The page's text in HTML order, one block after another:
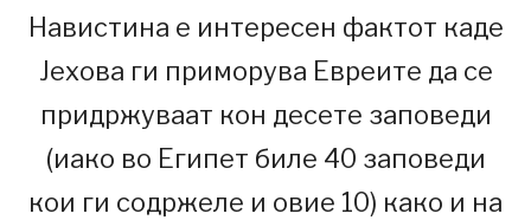
Навистина е интересен фактот каде
Јехова ги приморува Евреите да се
придржуваат кон десете заповеди
(иако во Египет биле 40 заповеди
кои ги содржеле и овие 10) како и на